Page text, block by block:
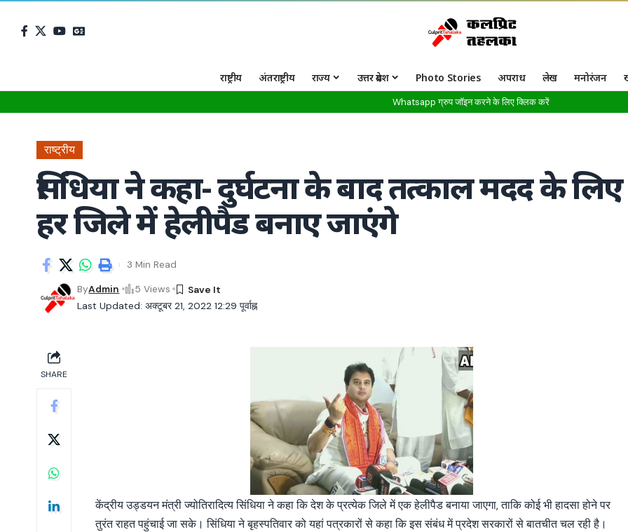
राष्ट्रीय अंतराष्ट्रीय राज्य उत्तर प्रदेश Photo Stories अपराध लेख मनोरंजन
Whatsapp ग्रुप जॉइन करने के लिए क्लिक करें
राष्ट्रीय
सिंधिया ने कहा- दुर्घटना के बाद तत्काल मदद के लिए
हर जिले में हेलीपैड बनाए जाएंगे
Last Updated: अक्टूबर 21, 2022 12:29 पूर्वाह्न
ByAdmin 5 Views
3 Min Read
SHARE
केंद्रीय उड्डयन मंत्री ज्योतिरादित्य सिंधिया ने कहा कि देश के प्रत्येक जिले में एक हेलीपैड बनाया जाएगा, ताकि कोई भी हादसा होने पर
तुरंत राहत पहुंचाई जा सके। सिंधिया ने बृहस्पतिवार को यहां पत्रकारों से कहा कि इस संबंध में प्रदेश सरकारों से बातचीत चल रही है।